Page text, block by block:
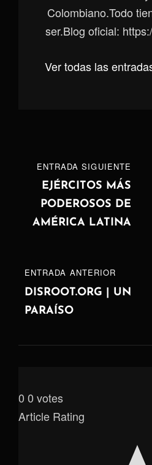
Colombiano.Todo
ser.Blog oficial:
Ver todas las
Navegación
entradas
ENTRADA
ANTERIOR
ENTRADA ANTERIOR
DISROOT.ORG | UN
PARAÍSO
ENTRADA
SIGUIENTE
ENTRADA SIGUIENTE
EJÉRCITOS MÁS
PODEROSOS DE
AMÉRICA LATINA
0 0 votes
Article Rating